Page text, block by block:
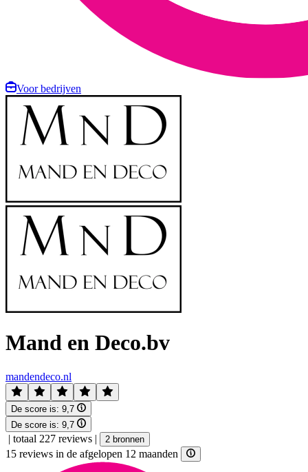
Voor bedrijven
Mand en Deco.bv
mandendeco.nl
De score is: 9,7
De score is: 9,7
| totaal 227 reviews | 2 bronnen
15 reviews in de afgelopen 12 maanden